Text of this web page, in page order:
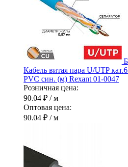
Кабель витая пара U/UTP
PVC син. (м) Rexant 01-0047
Розничная цена:
90.04 ₽ / м
Оптовая цена:
90.04 ₽ / м